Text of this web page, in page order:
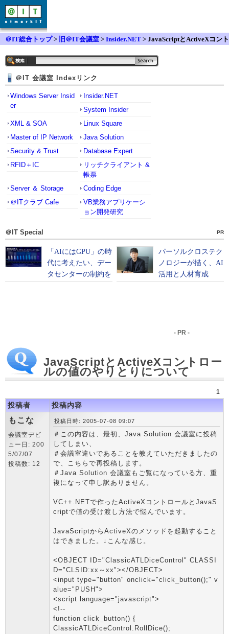
＠IT総合トップ> 旧＠IT会議室 > Insider.NET > JavaScriptとActiveXコント
＠IT 会議室 Indexリンク
Windows Server Insid
er
Insider.NET
System Insider
XML & SOA
Linux Square
Master of IP Network
Java Solution
Security & Trust
Database Expert
RFID＋IC
リッチクライアント &
帳票
Server ＆ Storage
Coding Edge
＠ITクラブ Cafe
VB業務アプリケーシ
ョン開発研究
＠IT Special PR
- PR -
JavaScriptとActiveXコントロー
ルの値のやりとりについて
1
投稿者 投稿内容
もこな
会議室デビ
ュー日: 200
5/07/07
投稿数: 12
投稿日時: 2005-07-08 09:07
＃この内容は、最初、Java Solution 会議室に投稿
してしまい、
＃会議室違いであることを教えていただきましたの
で、こちらで再投稿します。
＃Java Solution 会議室もご覧になっている方、重
複になって申し訳ありません。
VC++.NETで作ったActiveXコントロールとJavaS
criptで値の受け渡し方法で悩んでいます。
JavaScriptからActiveXのメソッドを起動すること
はできました。↓こんな感じ。
<OBJECT ID="ClassicATLDiceControl" CLASSI
D="CLSID:xx～xx"></OBJECT>
<input type="button" onclick="click_button();" v
alue="PUSH">
<script language="javascript">
<!--
function click_button() {
ClassicATLDiceControl.RollDice();